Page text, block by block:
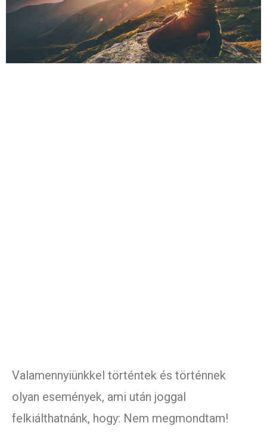
Valamennyiünkkel történtek és történnek
olyan események, ami után joggal
felkiálthatnánk, hogy: Nem megmondtam!